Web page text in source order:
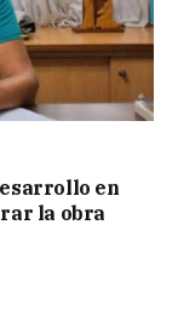
en
la obra